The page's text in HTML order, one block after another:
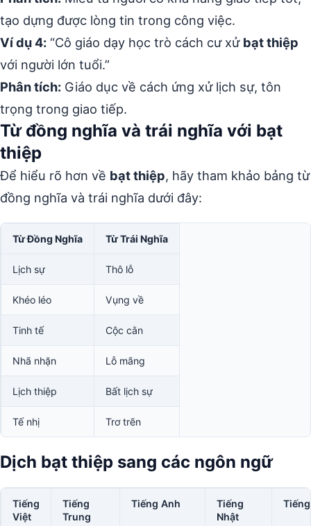
tạo dựng được lòng tin trong công việc.
Ví dụ 4: “Cô giáo dạy học trò cách cư xử bạt thiệp
với người lớn tuổi.”
Phân tích: Giáo dục về cách ứng xử lịch sự, tôn
trọng trong giao tiếp.
Từ đồng nghĩa và trái nghĩa với bạt
thiệp
Để hiểu rõ hơn về bạt thiệp, hãy tham khảo bảng từ
đồng nghĩa và trái nghĩa dưới đây:
Từ Đồng Nghĩa Từ Trái Nghĩa
Lịch sự Thô lỗ
Khéo léo Vụng về
Tinh tế Cộc cằn
Nhã nhặn Lỗ mãng
Lịch thiệp Bất lịch sự
Tế nhị Trơ trẽn
Dịch bạt thiệp sang các ngôn ngữ
Tiếng
Việt
Tiếng
Trung
Tiếng Anh
Tiếng
Nhật